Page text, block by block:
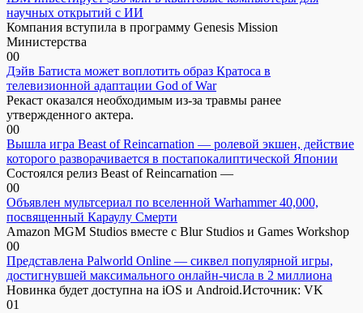
научных открытий с ИИ
Компания вступила в программу Genesis Mission
Министерства
00
Дэйв Батиста может воплотить образ Кратоса в
телевизионной адаптации God of War
Рекаст оказался необходимым из-за травмы ранее
утвержденного актера.
00
Вышла игра Beast of Reincarnation — ролевой экшен, действие
которого разворачивается в постапокалиптической Японии
Состоялся релиз Beast of Reincarnation —
00
Объявлен мультсериал по вселенной Warhammer 40,000,
посвященный Караулу Смерти
Amazon MGM Studios вместе с Blur Studios и Games Workshop
00
Представлена Palworld Online — сиквел популярной игры,
достигнувшей максимального онлайн-числа в 2 миллиона
Новинка будет доступна на iOS и Android.Источник: VK
01